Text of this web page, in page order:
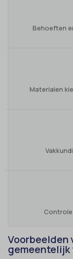
Behoeften
Materialen
Voorbeelden
gemeentelijk